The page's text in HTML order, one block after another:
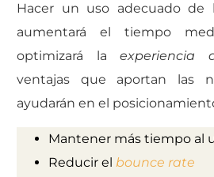
Hacer un uso adecuado de
aumentará el tiempo
optimizará laexperiencia
ventajas que aportan las
ayudarán en el
Mantener más tiempo al
Reducir el bounce rate